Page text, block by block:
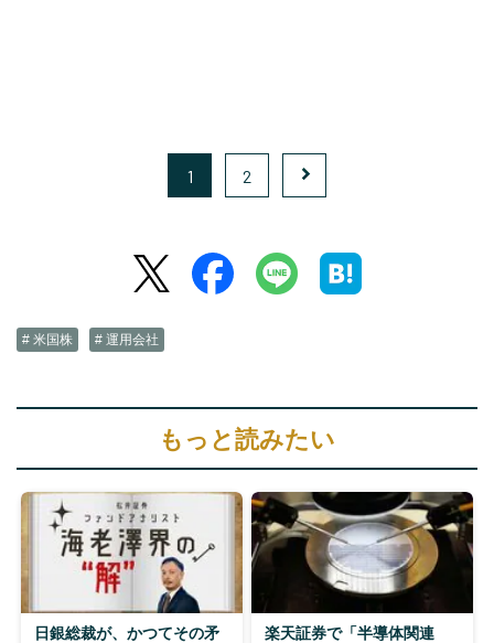
1 2
# 米国株 # 運用会社
もっと読みたい
日銀総裁が、かつてその矛
楽天証券で「半導体関連